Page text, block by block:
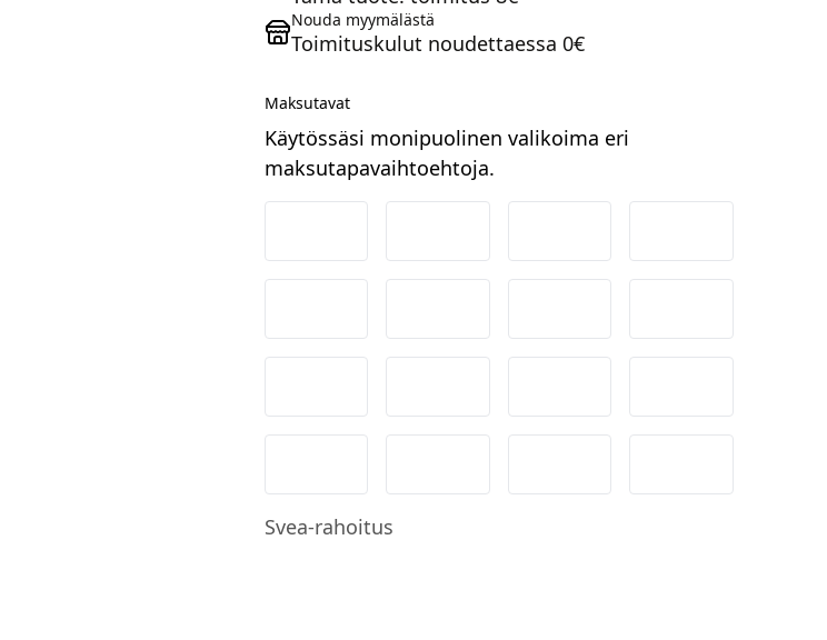
Nouda myymälästä
Toimituskulut noudettaessa 0€
Maksutavat
Käytössäsi monipuolinen valikoima eri
maksutapavaihtoehtoja.
Svea-rahoitus